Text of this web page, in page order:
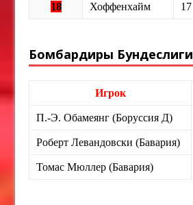
18 Хоффенхайм 17
Бомбардиры Бундеслиги
Игрок
П.-Э. Обамеянг (Боруссия Д)
Роберт Левандовски (Бавария)
Томас Мюллер (Бавария)